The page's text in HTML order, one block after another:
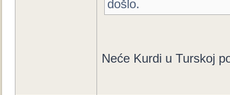
došlo.
Neće Kurdi u Turskoj